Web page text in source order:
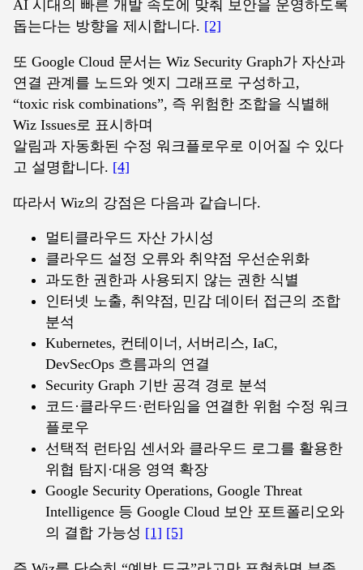
AI 시대의 빠른 개발 속도에 맞춰 보안을 운영하도록
돕는다는 방향을 제시합니다. [2]
또 Google Cloud 문서는 Wiz Security Graph가 자산과
연결 관계를 노드와 엣지 그래프로 구성하고,
“toxic risk combinations”, 즉 위험한 조합을 식별해
Wiz Issues로 표시하며
알림과 자동화된 수정 워크플로우로 이어질 수 있다
고 설명합니다. [4]
따라서 Wiz의 강점은 다음과 같습니다.
멀티클라우드 자산 가시성
클라우드 설정 오류와 취약점 우선순위화
과도한 권한과 사용되지 않는 권한 식별
인터넷 노출, 취약점, 민감 데이터 접근의 조합
분석
Kubernetes, 컨테이너, 서버리스, IaC,
DevSecOps 흐름과의 연결
Security Graph 기반 공격 경로 분석
코드·클라우드·런타임을 연결한 위험 수정 워크
플로우
선택적 런타임 센서와 클라우드 로그를 활용한
위협 탐지·대응 영역 확장
Google Security Operations, Google Threat
Intelligence 등 Google Cloud 보안 포트폴리오와
의 결합 가능성 [1] [5]